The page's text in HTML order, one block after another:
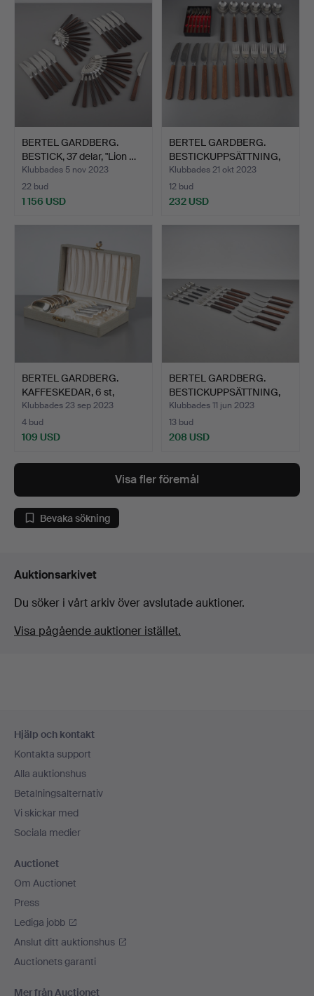
BERTEL GARDBERG.
BESTICK, 37 delar, "Lion …
Klubbades 5 nov 2023
22 bud
1 156 USD
BERTEL GARDBERG.
BESTICKUPPSÄTTNING,
24 de…
Klubbades 21 okt 2023
12 bud
232 USD
BERTEL GARDBERG.
KAFFESKEDAR, 6 st,
silver…
Klubbades 23 sep 2023
4 bud
109 USD
BERTEL GARDBERG.
BESTICKUPPSÄTTNING,
12+6 …
Klubbades 11 jun 2023
13 bud
208 USD
Visa fler föremål
Bevaka sökning
Auktionsarkivet
Du söker i vårt arkiv över avslutade auktioner.
Visa pågående auktioner istället.
Hjälp och kontakt
Kontakta support
Alla auktionshus
Betalningsalternativ
Vi skickar med
Sociala medier
Auctionet
Om Auctionet
Press
Lediga jobb
Anslut ditt auktionshus
Auctionets garanti
Mer från Auctionet